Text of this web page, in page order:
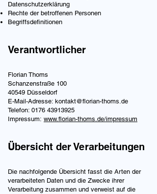
Datenschutzerklärung
Rechte der betroffenen Personen
Begriffsdefinitionen
Verantwortlicher
Florian Thoms
Schanzenstraße 100
40549 Düsseldorf
E-Mail-Adresse: kontakt@florian-thoms.de
Telefon: 0176 43913925
Impressum: www.florian-thoms.de/impressum
Übersicht der Verarbeitungen
Die nachfolgende Übersicht fasst die Arten der
verarbeiteten Daten und die Zwecke ihrer
Verarbeitung zusammen und verweist auf die